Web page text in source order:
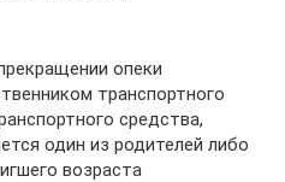
опеки
транспортного
средства,
один из родителей либо
возраста